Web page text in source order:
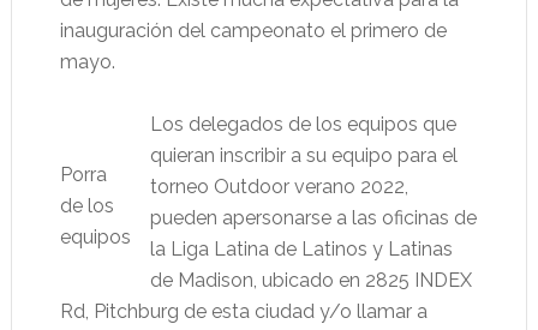
inauguración del campeonato el primero de
mayo.
Porra
de los
equipos
Los delegados de los equipos que
quieran inscribir a su equipo para el
torneo Outdoor verano 2022,
pueden apersonarse a las oficinas de
la Liga Latina de Latinos y Latinas
de Madison, ubicado en 2825 INDEX
Rd, Pitchburg de esta ciudad y/o llamar a